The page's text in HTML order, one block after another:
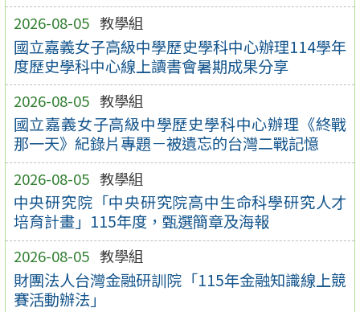
2026-08-05 教學組
國立嘉義女子高級中學歷史學科中心辦理114學年
度歷史學科中心線上讀書會暑期成果分享
2026-08-05 教學組
國立嘉義女子高級中學歷史學科中心辦理《終戰
那一天》紀錄片專題－被遺忘的台灣二戰記憶
2026-08-05 教學組
中央研究院「中央研究院高中生命科學研究人才
培育計畫」115年度，甄選簡章及海報
2026-08-05 教學組
財團法人台灣金融研訓院「115年金融知識線上競
賽活動辦法」